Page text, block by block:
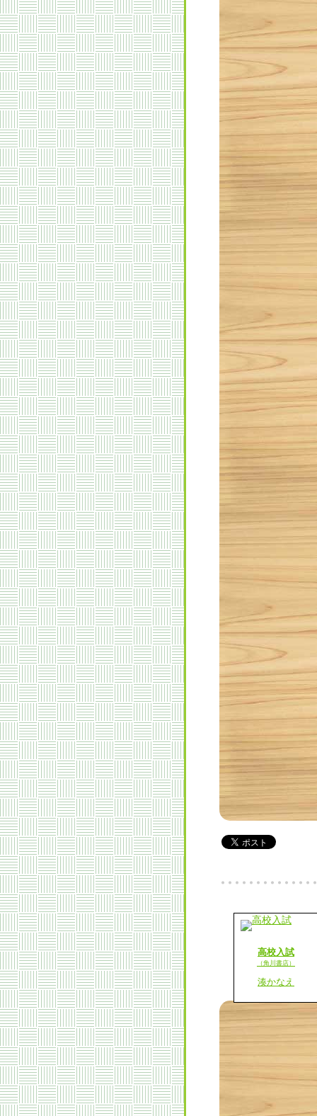
高校入試
（角川書店）
湊かなえ